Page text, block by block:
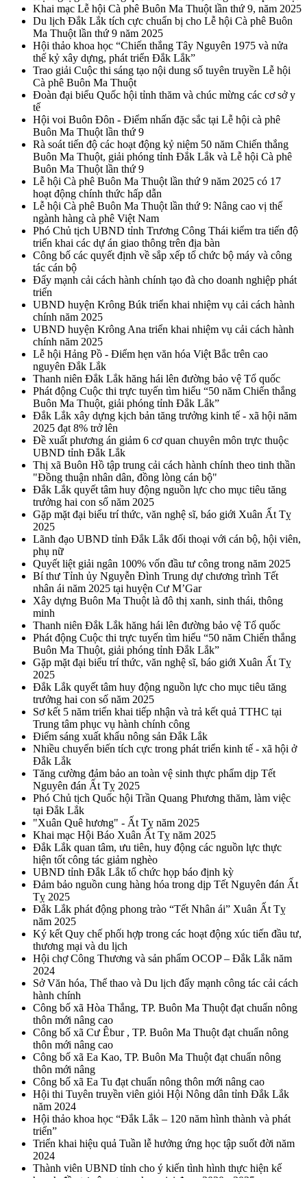
Khai mạc Lễ hội Cà phê Buôn Ma Thuột lần thứ 9, năm 2025
Du lịch Đắk Lắk tích cực chuẩn bị cho Lễ hội Cà phê Buôn
Ma Thuột lần thứ 9 năm 2025
Hội thảo khoa học “Chiến thắng Tây Nguyên 1975 và nửa
thế kỷ xây dựng, phát triển Đắk Lắk”
Trao giải Cuộc thi sáng tạo nội dung số tuyên truyền Lễ hội
Cà phê Buôn Ma Thuột
Đoàn đại biểu Quốc hội tỉnh thăm và chúc mừng các cơ sở y
tế
Hội voi Buôn Đôn - Điểm nhấn đặc sắc tại Lễ hội cà phê
Buôn Ma Thuột lần thứ 9
Rà soát tiến độ các hoạt động kỷ niệm 50 năm Chiến thắng
Buôn Ma Thuột, giải phóng tỉnh Đắk Lắk và Lễ hội Cà phê
Buôn Ma Thuột lần thứ 9
Lễ hội Cà phê Buôn Ma Thuột lần thứ 9 năm 2025 có 17
hoạt động chính thức hấp dẫn
Lễ hội Cà phê Buôn Ma Thuột lần thứ 9: Nâng cao vị thế
ngành hàng cà phê Việt Nam
Phó Chủ tịch UBND tỉnh Trương Công Thái kiểm tra tiến độ
triển khai các dự án giao thông trên địa bàn
Công bố các quyết định về sắp xếp tổ chức bộ máy và công
tác cán bộ
Đẩy mạnh cải cách hành chính tạo đà cho doanh nghiệp phát
triển
UBND huyện Krông Búk triển khai nhiệm vụ cải cách hành
chính năm 2025
UBND huyện Krông Ana triển khai nhiệm vụ cải cách hành
chính năm 2025
Lễ hội Hảng Pồ - Điểm hẹn văn hóa Việt Bắc trên cao
nguyên Đắk Lắk
Thanh niên Đắk Lắk hăng hái lên đường bảo vệ Tổ quốc
Phát động Cuộc thi trực tuyến tìm hiểu “50 năm Chiến thắng
Buôn Ma Thuột, giải phóng tỉnh Đắk Lắk”
Đắk Lắk xây dựng kịch bản tăng trưởng kinh tế - xã hội năm
2025 đạt 8% trở lên
Đề xuất phương án giảm 6 cơ quan chuyên môn trực thuộc
UBND tỉnh Đắk Lắk
Thị xã Buôn Hồ tập trung cải cách hành chính theo tinh thần
"Đồng thuận nhân dân, đồng lòng cán bộ"
Đắk Lắk quyết tâm huy động nguồn lực cho mục tiêu tăng
trưởng hai con số năm 2025
Gặp mặt đại biểu trí thức, văn nghệ sĩ, báo giới Xuân Ất Tỵ
2025
Lãnh đạo UBND tỉnh Đắk Lắk đối thoại với cán bộ, hội viên,
phụ nữ
Quyết liệt giải ngân 100% vốn đầu tư công trong năm 2025
Bí thư Tỉnh ủy Nguyễn Đình Trung dự chương trình Tết
nhân ái năm 2025 tại huyện Cư M’Gar
Xây dựng Buôn Ma Thuột là đô thị xanh, sinh thái, thông
minh
Thanh niên Đắk Lắk hăng hái lên đường bảo vệ Tổ quốc
Phát động Cuộc thi trực tuyến tìm hiểu “50 năm Chiến thắng
Buôn Ma Thuột, giải phóng tỉnh Đắk Lắk”
Gặp mặt đại biểu trí thức, văn nghệ sĩ, báo giới Xuân Ất Tỵ
2025
Đắk Lắk quyết tâm huy động nguồn lực cho mục tiêu tăng
trưởng hai con số năm 2025
Sơ kết 5 năm triển khai tiếp nhận và trả kết quả TTHC tại
Trung tâm phục vụ hành chính công
Điểm sáng xuất khẩu nông sản Đắk Lắk
Nhiều chuyển biến tích cực trong phát triển kinh tế - xã hội ở
Đắk Lắk
Tăng cường đảm bảo an toàn vệ sinh thực phẩm dịp Tết
Nguyên đán Ất Tỵ 2025
Phó Chủ tịch Quốc hội Trần Quang Phương thăm, làm việc
tại Đắk Lắk
"Xuân Quê hương" - Ất Tỵ năm 2025
Khai mạc Hội Báo Xuân Ất Tỵ năm 2025
Đắk Lắk quan tâm, ưu tiên, huy động các nguồn lực thực
hiện tốt công tác giảm nghèo
UBND tỉnh Đắk Lắk tổ chức họp báo định kỳ
Đảm bảo nguồn cung hàng hóa trong dịp Tết Nguyên đán Ất
Tỵ 2025
Đắk Lắk phát động phong trào “Tết Nhân ái” Xuân Ất Tỵ
năm 2025
Ký kết Quy chế phối hợp trong các hoạt động xúc tiến đầu tư,
thương mại và du lịch
Hội chợ Công Thương và sản phẩm OCOP – Đắk Lắk năm
2024
Sở Văn hóa, Thể thao và Du lịch đẩy mạnh công tác cải cách
hành chính
Công bố xã Hòa Thắng, TP. Buôn Ma Thuột đạt chuẩn nông
thôn mới nâng cao
Công bố xã Cư Êbur , TP. Buôn Ma Thuột đạt chuẩn nông
thôn mới nâng cao
Công bố xã Ea Kao, TP. Buôn Ma Thuột đạt chuẩn nông
thôn mới nâng
Công bố xã Ea Tu đạt chuẩn nông thôn mới nâng cao
Hội thi Tuyên truyền viên giỏi Hội Nông dân tỉnh Đắk Lắk
năm 2024
Hội thảo khoa học “Đắk Lắk – 120 năm hình thành và phát
triển”
Triển khai hiệu quả Tuần lễ hưởng ứng học tập suốt đời năm
2024
Thành viên UBND tỉnh cho ý kiến tình hình thực hiện kế